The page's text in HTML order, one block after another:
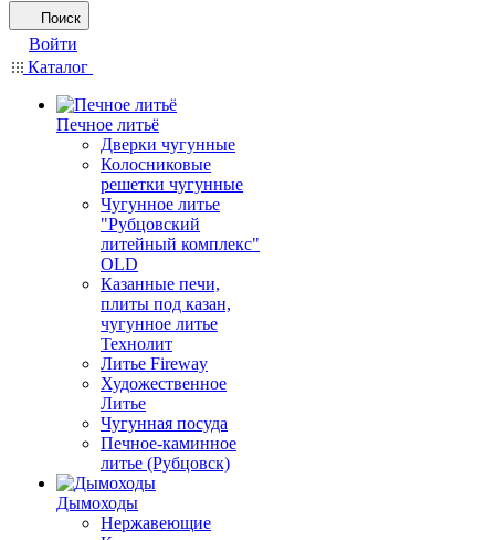
Поиск
Войти
Каталог
Печное литьё
Дверки чугунные
Колосниковые
решетки чугунные
Чугунное литье
"Рубцовский
литейный комплекс"
OLD
Казанные печи,
плиты под казан,
чугунное литье
Технолит
Литье Fireway
Художественное
Литье
Чугунная посуда
Печное-каминное
литье (Рубцовск)
Дымоходы
Нержавеющие